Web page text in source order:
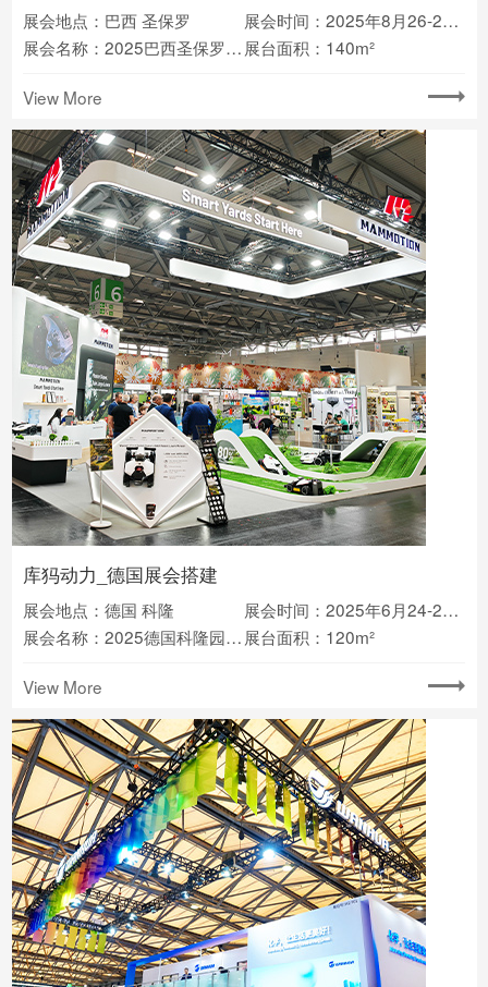
展会地点：巴西 圣保罗
展会时间：2025年8月26-28日
展会名称：2025巴西圣保罗太阳能光伏展 展台面积：140m²
View More
库犸动力_德国展会搭建
展会地点：德国 科隆
展会时间：2025年6月24-26日
展会名称：2025德国科隆园艺展(Spoga+gafa) 展台面积：120m²
View More